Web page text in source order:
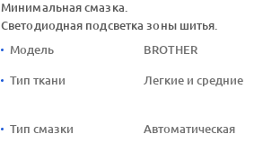
Минимальная смазка.
Светодиодная подсветка зоны шитья.
Модель
BROTHER
Тип ткани Легкие и средние
Тип смазки Автоматическая